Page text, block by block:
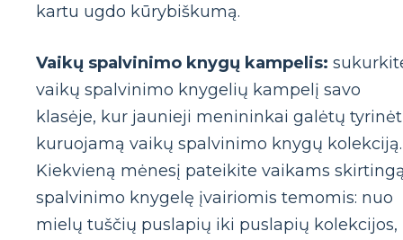
kartu ugdo kūrybiškumą.
Vaikų spalvinimo knygų kampelis:
vaikų spalvinimo knygelių kampelį savo
klasėje, kur jaunieji menininkai galėtų
kuruojamą vaikų spalvinimo knygų kolekciją.
Kiekvieną mėnesį pateikite vaikams
spalvinimo knygelę įvairiomis temomis: nuo
mielų tuščių puslapių iki puslapių kolekcijos,